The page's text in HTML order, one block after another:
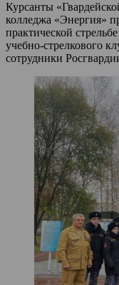
Курсанты
колледжа «Энергия»
практической
учебно-стрелкового
сотрудники